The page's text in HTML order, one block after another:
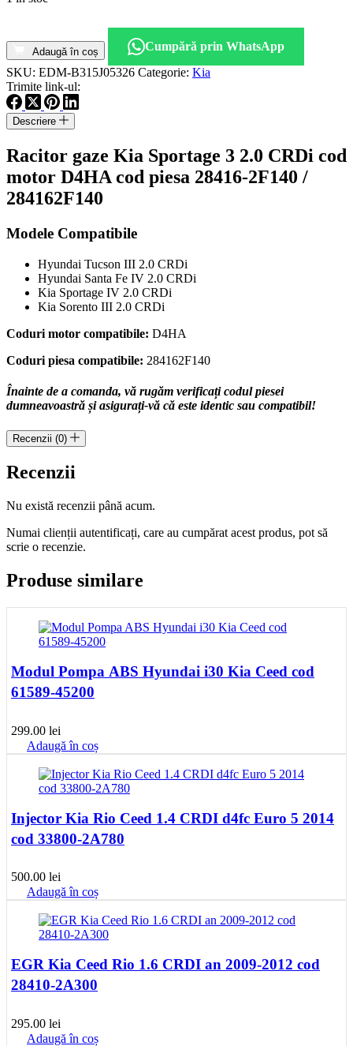
Racitor
Kia
Sportage
3
2.0
CRDi
motor
D4HA
cod
piesa
28416-
Adaugă în coș
Cumpără prin WhatsApp
SKU: EDM-B315J05326 Categorie: Kia
Trimite link-ul:
Descriere
Racitor gaze Kia Sportage 3 2.0 CRDi cod
motor D4HA cod piesa 28416-2F140 /
284162F140
Modele Compatibile
Hyundai Tucson III 2.0 CRDi
Hyundai Santa Fe IV 2.0 CRDi
Kia Sportage IV 2.0 CRDi
Kia Sorento III 2.0 CRDi
Coduri motor compatibile: D4HA
Coduri piesa compatibile: 284162F140
Înainte de a comanda, vă rugăm verificați codul piesei
dumneavoastră și asigurați-vă că este identic sau compatibil!
Recenzii (0)
Recenzii
Nu există recenzii până acum.
Numai clienții autentificați, care au cumpărat acest produs, pot să
scrie o recenzie.
Produse similare
Modul Pompa ABS Hyundai i30 Kia Ceed cod
61589-45200
299.00 lei
Adaugă în coș
Injector Kia Rio Ceed 1.4 CRDI d4fc Euro 5 2014
cod 33800-2A780
500.00 lei
Adaugă în coș
EGR Kia Ceed Rio 1.6 CRDI an 2009-2012 cod
28410-2A300
295.00 lei
Adaugă în coș